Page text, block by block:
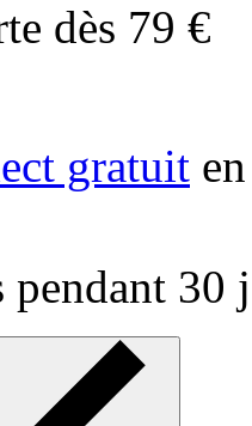
dès 79 €
gratuit
pendant 30